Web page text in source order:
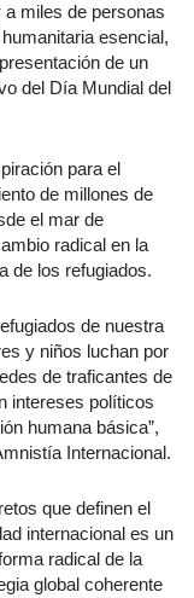
miles de personas
esencial,
de un
del Día Mundial del
para el
de millones de
el mar de
radical en la
de los refugiados.
de nuestra
y niños luchan por
de traficantes de
intereses políticos
humana básica”,
Internacional.
que definen el
internacional es un
radical de la
global coherente